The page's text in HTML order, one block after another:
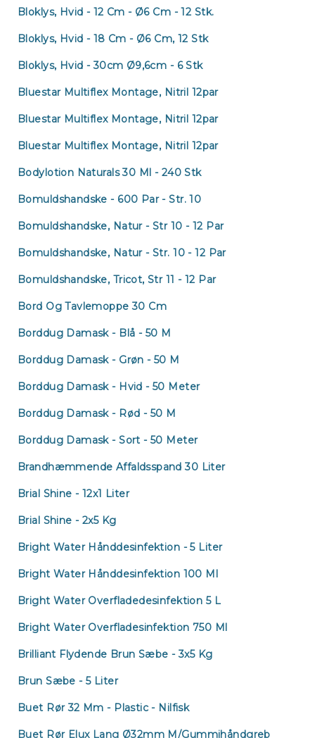
Bloklys, Hvid - 12 Cm - Ø6 Cm - 12 Stk.
Bloklys, Hvid - 18 Cm - Ø6 Cm, 12 Stk
Bloklys, Hvid - 30cm Ø9,6cm - 6 Stk
Bluestar Multiflex Montage, Nitril 12par
Bluestar Multiflex Montage, Nitril 12par
Bluestar Multiflex Montage, Nitril 12par
Bodylotion Naturals 30 Ml - 240 Stk
Bomuldshandske - 600 Par - Str. 10
Bomuldshandske, Natur - Str 10 - 12 Par
Bomuldshandske, Natur - Str. 10 - 12 Par
Bomuldshandske, Tricot, Str 11 - 12 Par
Bord Og Tavlemoppe 30 Cm
Borddug Damask - Blå - 50 M
Borddug Damask - Grøn - 50 M
Borddug Damask - Hvid - 50 Meter
Borddug Damask - Rød - 50 M
Borddug Damask - Sort - 50 Meter
Brandhæmmende Affaldsspand 30 Liter
Brial Shine - 12x1 Liter
Brial Shine - 2x5 Kg
Bright Water Hånddesinfektion - 5 Liter
Bright Water Hånddesinfektion 100 Ml
Bright Water Overfladedesinfektion 5 L
Bright Water Overfladesinfektion 750 Ml
Brilliant Flydende Brun Sæbe - 3x5 Kg
Brun Sæbe - 5 Liter
Buet Rør 32 Mm - Plastic - Nilfisk
Buet Rør Elux Lang Ø32mm M/gummihåndgreb